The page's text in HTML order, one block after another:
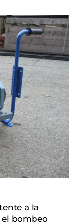
a la
el bombeo